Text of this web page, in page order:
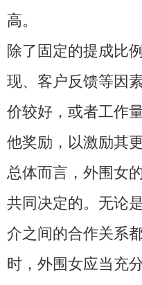
高。
除了固定的提成比
现、客户反馈等因
价较好，或者工作
他奖励，以激励其
总体而言，外围女
共同决定的。无论
介之间的合作关系
时，外围女应当充